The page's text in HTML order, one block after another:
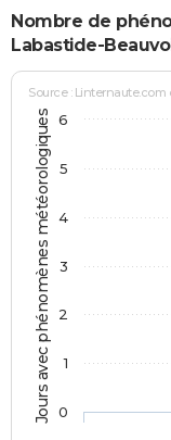
Nombre de
Labastide-
Jours avec phénomènes météorologiques
Source :
0
1
2
3
4
5
6